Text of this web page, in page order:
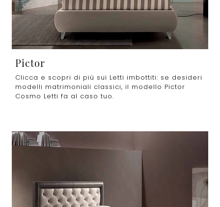
Pictor
Clicca e scopri di più sui Letti imbottiti: se desideri
modelli matrimoniali classici, il modello Pictor
Cosmo Letti fa al caso tuo.